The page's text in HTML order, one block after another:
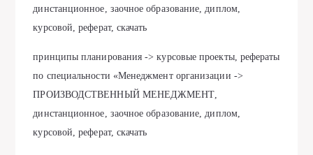
динстанционное, заочное образование, диплом,
курсовой, реферат, скачать
принципы планирования -> курсовые проекты, рефераты
по специальности «Менеджмент организации ->
ПРОИЗВОДСТВЕННЫЙ МЕНЕДЖМЕНТ,
динстанционное, заочное образование, диплом,
курсовой, реферат, скачать